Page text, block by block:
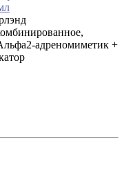
адреномиметик +